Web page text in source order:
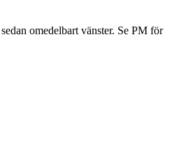
omedelbart vänster. Se PM för